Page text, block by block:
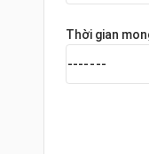
Thời gian